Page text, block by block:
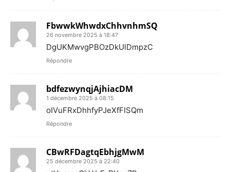
FbwwkWhwdxChhvnhmSQ
26 novembre 2025 à 18:47
DgUKMwvgPBOzDkUlDmpzC
Répondre
bdfezwynqjAjhiacDM
1 décembre 2025 à 08:15
oIVuFRxDhhfyPJeXfFISQm
Répondre
CBwRFDagtqEbhjgMwM
25 décembre 2025 à 22:40